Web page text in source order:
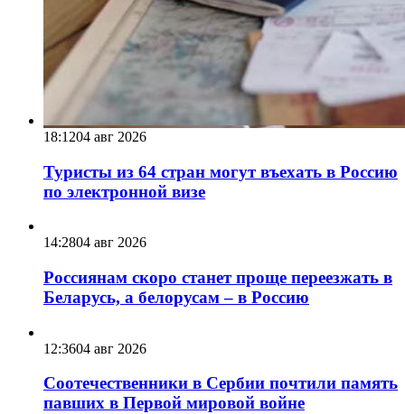
18:1204 авг 2026
Туристы из 64 стран могут въехать в Россию
по электронной визе
14:2804 авг 2026
Россиянам скоро станет проще переезжать в
Беларусь, а белорусам – в Россию
12:3604 авг 2026
Соотечественники в Сербии почтили память
павших в Первой мировой войне